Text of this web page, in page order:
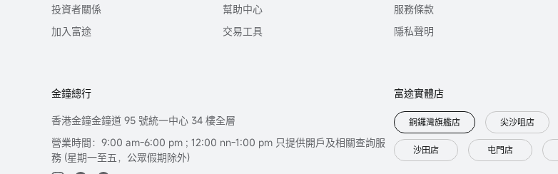
投資者關係
加入富途
幫助中心
交易工具
服務條款
隱私聲明
金鐘總行
香港金鐘金鐘道 95 號統一中心 34 樓全層
營業時間：9:00 am-6:00 pm ; 12:00 nn-1:00 pm 只提供開戶及相關查詢服
務 (星期一至五，公眾假期除外)
富途實體店
銅鑼灣旗艦店 尖沙咀店
沙田店 屯門店